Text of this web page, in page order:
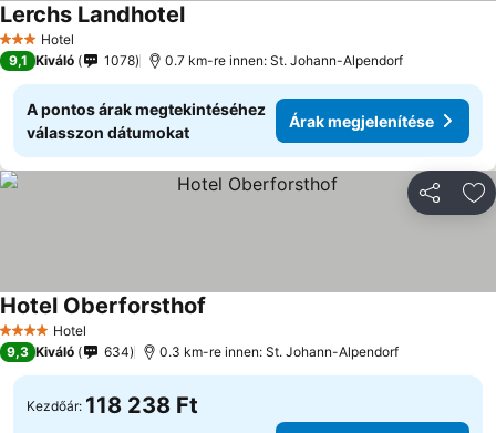
3 Kategória
Hotel
Lerchs Landhotel
9,1 Kiváló 1078 0.7 km-re innen: St. Johann-Alpendorf
A pontos árak megtekintéséhez
válasszon dátumokat
Árak megjelenítése
4 KategóriaHotel
Hotel Oberforsthof
9,3 Kiváló 634 0.3 km-re innen: St. Johann-Alpendorf
Kezdőár: 118 238 Ft